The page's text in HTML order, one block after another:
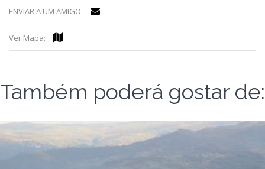
ENVIAR A UM AMIGO:
Ver Mapa:
Também poderá gostar de: